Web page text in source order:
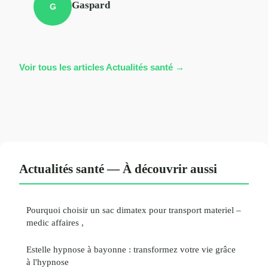
G Gaspard
Voir tous les articles Actualités santé →
Actualités santé — À découvrir aussi
Pourquoi choisir un sac dimatex pour transport materiel –
medic affaires ,
Estelle hypnose à bayonne : transformez votre vie grâce
à l'hypnose